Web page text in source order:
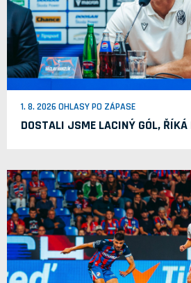
1. 8. 2026 OHLASY PO ZÁPASE
DOSTALI JSME LACINÝ GÓL,